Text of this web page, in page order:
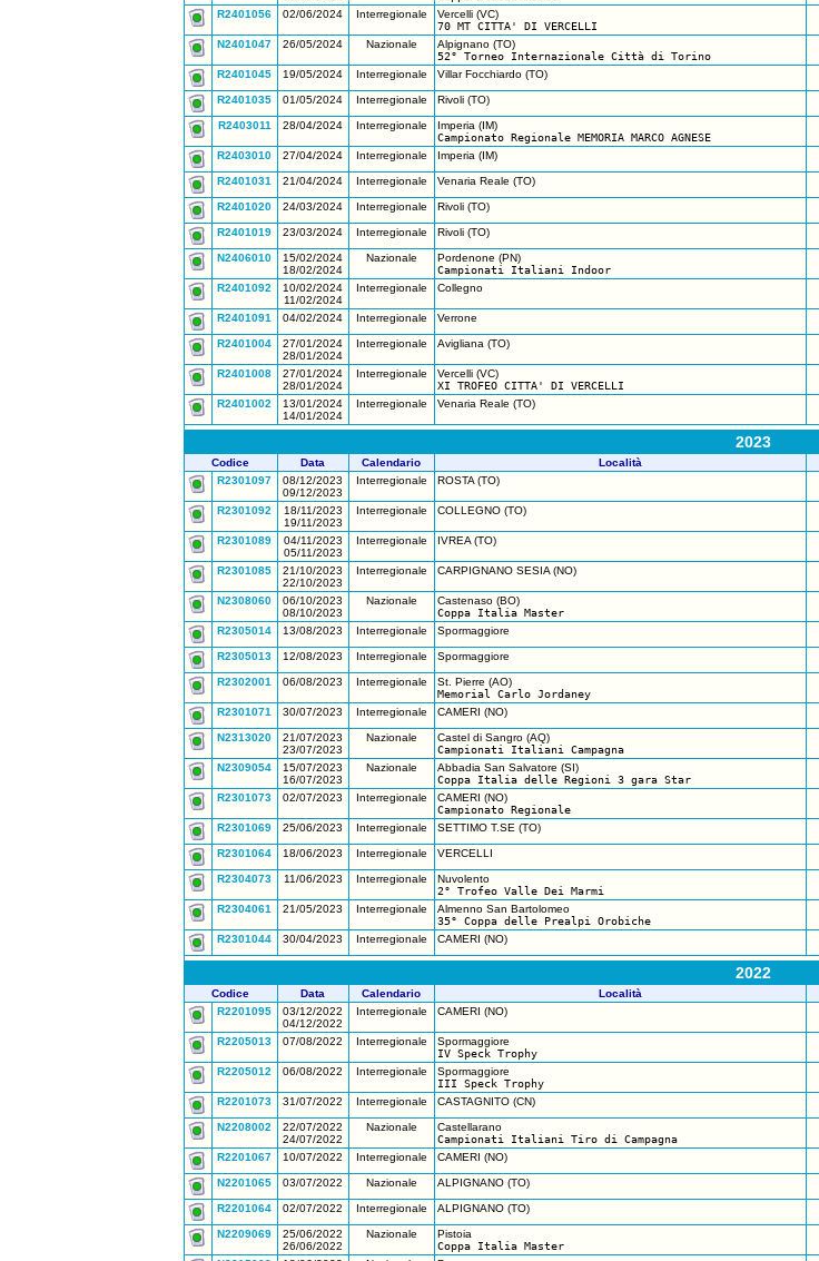
R2401056 02/06/2024 Interregionale
Vercelli (VC)
70 MT CITTA' DI VERCELLI
N2401047 26/05/2024 Nazionale
Alpignano (TO)
52° Torneo Internazionale Città di Torino
R2401045 19/05/2024 Interregionale Villar Focchiardo (TO)
R2401035 01/05/2024 Interregionale Rivoli (TO)
R2403011 28/04/2024 Interregionale
Imperia (IM)
Campionato Regionale MEMORIA MARCO AGNESE
R2403010 27/04/2024 Interregionale Imperia (IM)
R2401031 21/04/2024 Interregionale Venaria Reale (TO)
R2401020 24/03/2024 Interregionale Rivoli (TO)
R2401019 23/03/2024 Interregionale Rivoli (TO)
N2406010
15/02/2024
18/02/2024
Nazionale
Pordenone (PN)
Campionati Italiani Indoor
R2401092
10/02/2024
11/02/2024
Interregionale Collegno
R2401091 04/02/2024 Interregionale Verrone
R2401004
27/01/2024
28/01/2024
Interregionale Avigliana (TO)
R2401008
27/01/2024
28/01/2024
Interregionale
Vercelli (VC)
XI TROFEO CITTA' DI VERCELLI
R2401002
13/01/2024
14/01/2024
Interregionale Venaria Reale (TO)
2023
Codice Data Calendario Località
R2301097
08/12/2023
09/12/2023
Interregionale ROSTA (TO)
R2301092
18/11/2023
19/11/2023
Interregionale COLLEGNO (TO)
R2301089
04/11/2023
05/11/2023
Interregionale IVREA (TO)
R2301085
21/10/2023
22/10/2023
Interregionale CARPIGNANO SESIA (NO)
N2308060
06/10/2023
08/10/2023
Nazionale
Castenaso (BO)
Coppa Italia Master
R2305014 13/08/2023 Interregionale Spormaggiore
R2305013 12/08/2023 Interregionale Spormaggiore
R2302001 06/08/2023 Interregionale
St. Pierre (AO)
Memorial Carlo Jordaney
R2301071 30/07/2023 Interregionale CAMERI (NO)
N2313020
21/07/2023
23/07/2023
Nazionale
Castel di Sangro (AQ)
Campionati Italiani Campagna
N2309054
15/07/2023
16/07/2023
Nazionale
Abbadia San Salvatore (SI)
Coppa Italia delle Regioni 3 gara Star
R2301073 02/07/2023 Interregionale
CAMERI (NO)
Campionato Regionale
R2301069 25/06/2023 Interregionale SETTIMO T.SE (TO)
R2301064 18/06/2023 Interregionale VERCELLI
R2304073 11/06/2023 Interregionale
Nuvolento
2° Trofeo Valle Dei Marmi
R2304061 21/05/2023 Interregionale
Almenno San Bartolomeo
35° Coppa delle Prealpi Orobiche
R2301044 30/04/2023 Interregionale CAMERI (NO)
2022
Codice Data Calendario Località
R2201095
03/12/2022
04/12/2022
Interregionale CAMERI (NO)
R2205013 07/08/2022 Interregionale
Spormaggiore
IV Speck Trophy
R2205012 06/08/2022 Interregionale
Spormaggiore
III Speck Trophy
R2201073 31/07/2022 Interregionale CASTAGNITO (CN)
N2208002
22/07/2022
24/07/2022
Nazionale
Castellarano
Campionati Italiani Tiro di Campagna
R2201067 10/07/2022 Interregionale CAMERI (NO)
N2201065 03/07/2022 Nazionale ALPIGNANO (TO)
R2201064 02/07/2022 Interregionale ALPIGNANO (TO)
N2209069
25/06/2022
26/06/2022
Nazionale
Pistoia
Coppa Italia Master